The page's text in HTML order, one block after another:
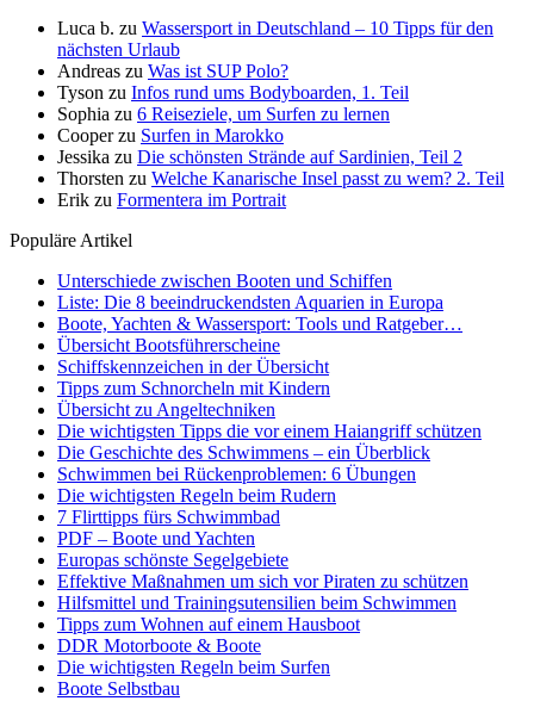
Luca b. zu Wassersport in Deutschland – 10 Tipps für den
nächsten Urlaub
Andreas zu Was ist SUP Polo?
Tyson zu Infos rund ums Bodyboarden, 1. Teil
Sophia zu 6 Reiseziele, um Surfen zu lernen
Cooperzu Surfen in Marokko
Jessika zu Die schönsten Strände auf Sardinien, Teil 2
Thorsten zu Welche Kanarische Insel passt zu wem? 2. Teil
Erik zu Formentera im Portrait
Populäre Artikel
Unterschiede zwischen Booten und Schiffen
Liste: Die 8 beeindruckendsten Aquarien in Europa
Boote, Yachten & Wassersport: Tools und Ratgeber…
Übersicht Bootsführerscheine
Schiffskennzeichen in der Übersicht
Tipps zum Schnorcheln mit Kindern
Übersicht zu Angeltechniken
Die wichtigsten Tipps die vor einem Haiangriff schützen
Die Geschichte des Schwimmens – ein Überblick
Schwimmen bei Rückenproblemen: 6 Übungen
Die wichtigsten Regeln beim Rudern
7 Flirttipps fürs Schwimmbad
PDF – Boote und Yachten
Europas schönste Segelgebiete
Effektive Maßnahmen um sich vor Piraten zu schützen
Hilfsmittel und Trainingsutensilien beim Schwimmen
Tipps zum Wohnen auf einem Hausboot
DDR Motorboote & Boote
Die wichtigsten Regeln beim Surfen
Boote Selbstbau